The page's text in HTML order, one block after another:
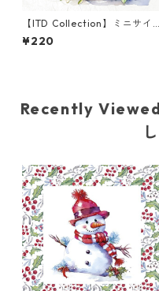
【ITD Collection】ミニサイ
ズ ライスペーパー RSM1252
デコパージュ
¥220
Recently